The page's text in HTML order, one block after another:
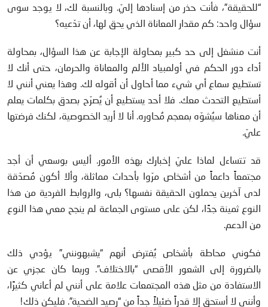
“للحقيقة”، فأنت حذر من إسنادها إليّ. وبالنسبة لك، لا يوجد سوى
سؤال واحد: كم مقدار المعاناة الذي يحق لها، أن تدّعيه؟
أنت منشغل إلى حد كبير بمحاولة الإجابة عن هذا السؤال، بمحاولة
أداء دور الحكم في أولمبياد الألم والمعاناة والحرمان، حتى أنك لا
تستطيع سماع أي شيء مما أحاول أن أقوله لك. وهذا يعني أنني لا
أستطيع التحدث معك. فلا أحد يستطيع أن يُصرّح بصدق بكلمات يعلم
أن معناها سيُشوّه بمعجم مُحاوره. أنا لا أريد الخصوصية، لكنك فرضتها
عليّ.
قد تتساءل لماذا عليّ إخبارك بهذه الأمور. أليس بوسعي أن أجد
مجتمعاً داعماً من أشخاص مرّوا بأحداث مماثلة، وألا أكون مُصدّقة
لدى آخرين يحملون الحقيقة نفسها؟ بلى، والروابط الفردية من هذا
النوع ثمينة جدًا، لكن على مستوى الجماعة لم ينجح معي هذا النوع
من الدعم.
فكوني محاطة بأشخاص يُفترض أنهم “يشبهونني” يؤدي ذلك
بالضرورة إلى الشعور الأقصى “بالاختلاف”. وربما كان عجزي عن
الاستفادة من مثل هذه المجتمعات علامة على أنني لم أعاني كثيرًا،
وأنني لا أستحق إلا قدراً ضئيلاً جداً من “رصيد الضحية”. فليكن ذلك!